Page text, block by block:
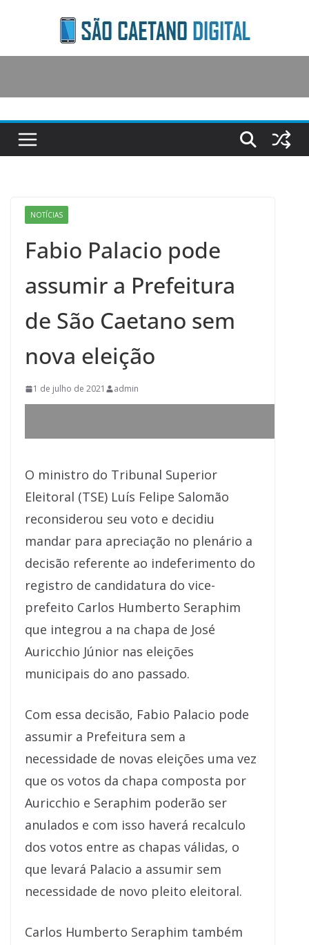
content
NOTÍCIAS
Fabio Palacio pode
assumir a Prefeitura
de São Caetano sem
nova eleição
1 de julho de 2021 admin
O ministro do Tribunal Superior
Eleitoral (TSE) Luís Felipe Salomão
reconsiderou seu voto e decidiu
mandar para apreciação no plenário a
decisão referente ao indeferimento do
registro de candidatura do vice-
prefeito Carlos Humberto Seraphim
que integrou a na chapa de José
Auricchio Júnior nas eleições
municipais do ano passado.
Com essa decisão, Fabio Palacio pode
assumir a Prefeitura sem a
necessidade de novas eleições uma vez
que os votos da chapa composta por
Auricchio e Seraphim poderão ser
anulados e com isso haverá recalculo
dos votos entre as chapas válidas, o
que levará Palacio a assumir sem
necessidade de novo pleito eleitoral.
Carlos Humberto Seraphim também